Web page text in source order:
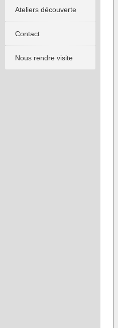
Ateliers découverte
Contact
Nous rendre visite